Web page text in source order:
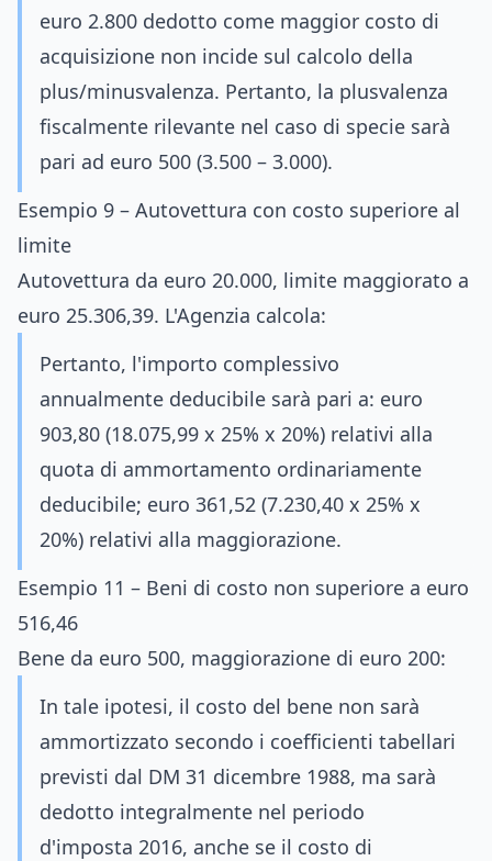
euro 2.800 dedotto come maggior costo di
acquisizione non incide sul calcolo della
plus/minusvalenza. Pertanto, la plusvalenza
fiscalmente rilevante nel caso di specie sarà
pari ad euro 500 (3.500 – 3.000).
Esempio 9 – Autovettura con costo superiore al
limite
Autovettura da euro 20.000, limite maggiorato a
euro 25.306,39. L'Agenzia calcola:
Pertanto, l'importo complessivo
annualmente deducibile sarà pari a: euro
903,80 (18.075,99 x 25% x 20%) relativi alla
quota di ammortamento ordinariamente
deducibile; euro 361,52 (7.230,40 x 25% x
20%) relativi alla maggiorazione.
Esempio 11 – Beni di costo non superiore a euro
516,46
Bene da euro 500, maggiorazione di euro 200:
In tale ipotesi, il costo del bene non sarà
ammortizzato secondo i coefficienti tabellari
previsti dal DM 31 dicembre 1988, ma sarà
dedotto integralmente nel periodo
d'imposta 2016, anche se il costo di